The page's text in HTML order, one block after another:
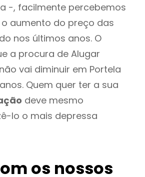
-, facilmente percebemos
aumento do preço das
nos últimos anos. O
a procura de Alugar
vai diminuir em Portela
Quem quer ter a sua
deve mesmo
lo o mais depressa
os nossos